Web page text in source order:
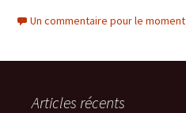
Un commentaire pour le moment
Articles récents